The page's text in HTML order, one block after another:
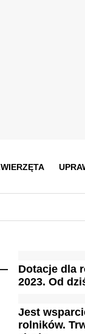
Dotacje dla
2023. Od
Jest
rolników.